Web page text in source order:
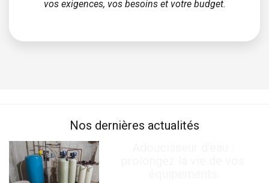
vos exigences, vos besoins et votre budget.
Nos dernières actualités